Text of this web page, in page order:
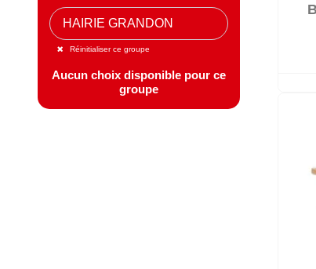
Réinitialiser ce groupe
Aucun choix disponible pour ce
groupe